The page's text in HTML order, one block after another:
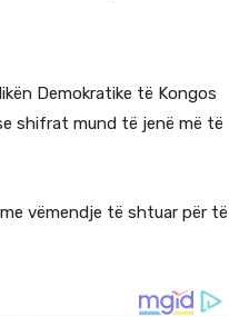
Demokratike të Kongos
shifrat mund të jenë më të
vëmendje të shtuar për të